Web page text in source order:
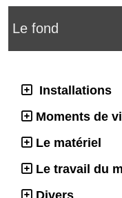
Le fond
Installations
Moments de
Le matériel
Le travail du
Divers